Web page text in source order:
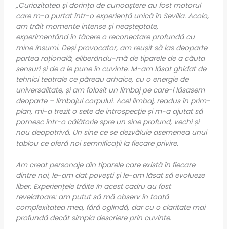
„Curiozitatea și dorința de cunoaștere au fost motorul
care m-a purtat într-o experiență unică în Sevilla. Acolo,
am trăit momente intense și neașteptate,
experimentând în tăcere o reconectare profundă cu
mine însumi. Deși provocator, am reușit să las deoparte
partea rațională, eliberându-mă de tiparele de a căuta
sensuri și de a le pune în cuvinte. M-am lăsat ghidat de
tehnici teatrale ce păreau arhaice, cu o energie de
universalitate, și am folosit un limbaj pe care-l lăsasem
deoparte – limbajul corpului. Acel limbaj, readus în prim-
plan, mi-a trezit o sete de introspecție și m-a ajutat să
pornesc într-o călătorie spre un sine profund, vechi și
nou deopotrivă. Un sine ce se dezvăluie asemenea unui
tablou ce oferă noi semnificații la fiecare privire.
Am creat personaje din tiparele care există în fiecare
dintre noi, le-am dat povești și le-am lăsat să evolueze
liber. Experiențele trăite în acest cadru au fost
revelatoare: am putut să mă observ în toată
complexitatea mea, fără oglindă, dar cu o claritate mai
profundă decât simpla descriere prin cuvinte.